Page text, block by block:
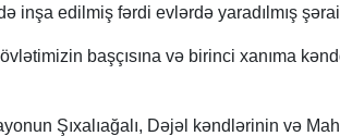
inşa edilmiş fərdi evlərdə yaradılmış
başçısına və birinci xanıma
Şıxalıağalı, Dəjəl kəndlərinin və